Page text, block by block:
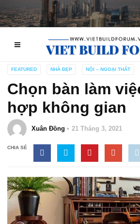
FEATURED NHÀ ĐẸP NỘI – NGOẠI THẤT
Chọn bàn làm
hợp không gian
Xuân Đồng 21 Tháng 3, 2021
CHIA SẺ